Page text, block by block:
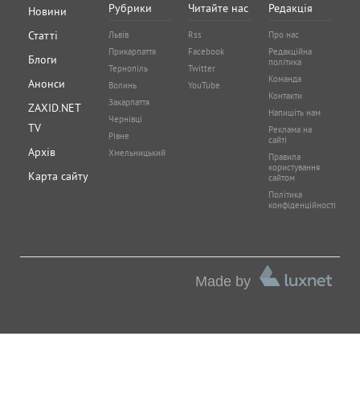
Новини
Статті
Блоги
Анонси
ZAXID.NET
TV
Архів
Карта сайту
Рубрики
Львів
Прикарпаття
Тернопіль
Волинь
Закарпаття
Чернівці
Рівне
Хмельницький
Читайте нас
Rss
Facebook
Twitter
YouTube
Редакція
Про нас
Редакційна
політика
Команда
Контакти
Напишіть нам
Реклама на
сайті
Правила
користування
сайтом
Політика
конфіденційності
Made by